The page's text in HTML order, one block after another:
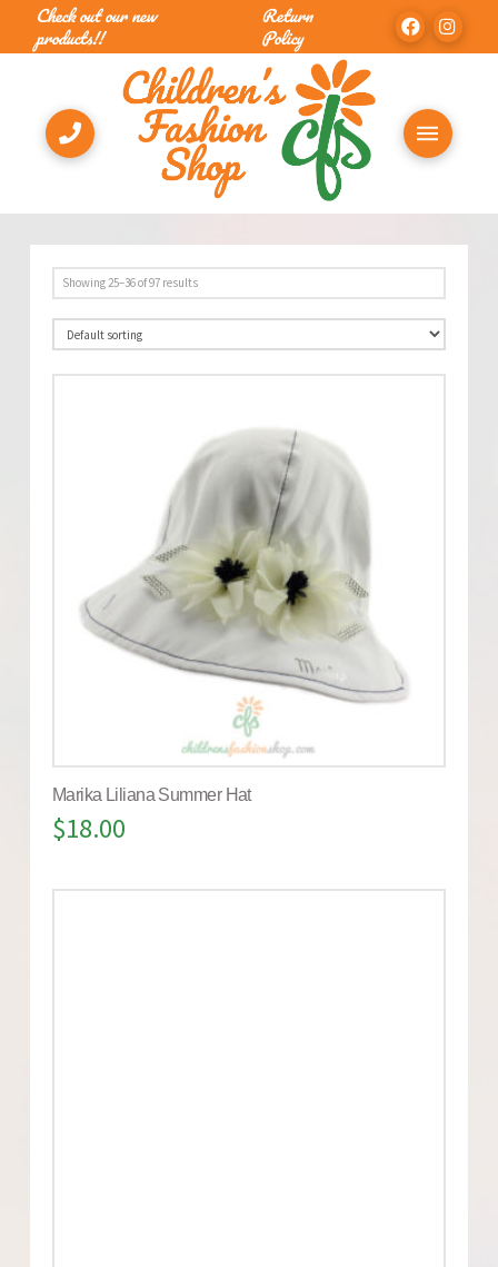
Check out our new
products!!
Return
Policy
Showing 25–36 of 97 results
Marika Liliana Summer Hat
$18.00